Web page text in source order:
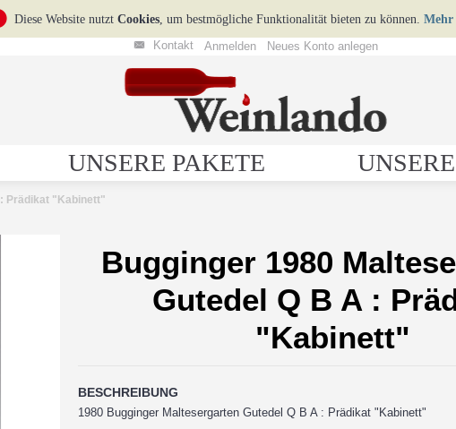
Diese Website nutzt Cookies, um bestmögliche Funktionalität bieten zu können. Mehr
Kontakt
Anmelden Neues Konto anlegen
UNSERE PAKETE
Prädikat "Kabinett"
Bugginger 1980
Gutedel Q B A :
"Kabinett"
BESCHREIBUNG
1980 Bugginger Maltesergarten Gutedel Q B A : Prädikat "Kabinett"